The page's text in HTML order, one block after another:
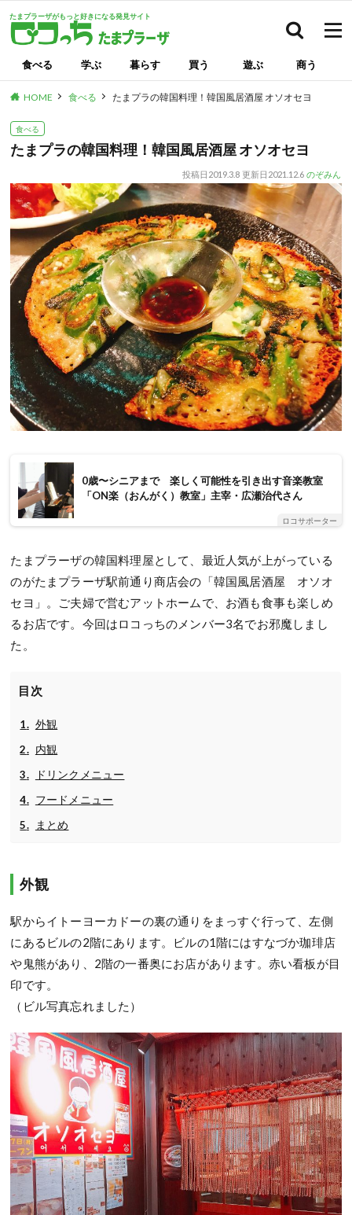
たまプラーザがもっと好きになる発見サイト
食べる 学ぶ 暮らす 買う 遊ぶ 商う
HOME 食べる たまプラの韓国料理！韓国風居酒屋 オソオセヨ
食べる
たまプラの韓国料理！韓国風居酒屋 オソオセヨ
投稿日 2019.3.8 更新日 2021.12.6 のぞみん
0歳〜シニアまで 楽しく可能性を引き出す音楽教室
「ON楽（おんがく）教室」主宰・広瀬治代さん
ロコサポーター
たまプラーザの韓国料理屋として、最近人気が上がっている
のがたまプラーザ駅前通り商店会の「韓国風居酒屋 オソオ
セヨ」。ご夫婦で営むアットホームで、お酒も食事も楽しめ
るお店です。今回はロコっちのメンバー3名でお邪魔しまし
た。
目次
外観
内観
ドリンクメニュー
フードメニュー
まとめ
外観
駅からイトーヨーカドーの裏の通りをまっすぐ行って、左側
にあるビルの2階にあります。ビルの1階にはすなづか珈琲店
や鬼熊があり、2階の一番奥にお店があります。赤い看板が目
印です。
（ビル写真忘れました）